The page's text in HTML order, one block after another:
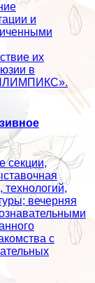
и
их
в
секции,
технологий,
вечерняя
с